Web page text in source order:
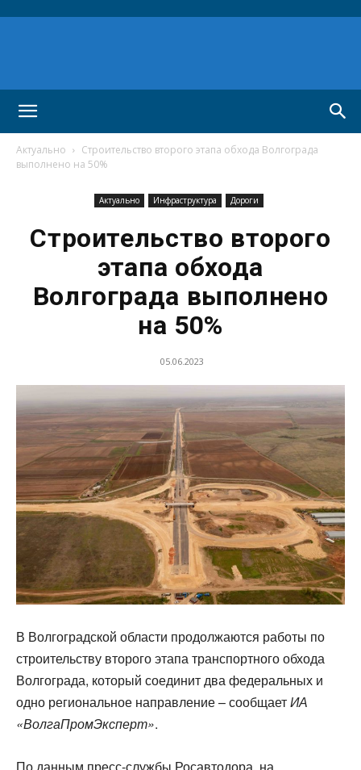
Актуально
Строительство второго этапа обхода Волгограда
выполнено на 50%
Актуально Инфраструктура Дороги
Строительство второго
этапа обхода
Волгограда выполнено
на 50%
05.06.2023
В Волгоградской области продолжаются работы по
строительству второго этапа транспортного обхода
Волгограда, который соединит два федеральных и
одно региональное направление – сообщаетИА
«ВолгаПромЭксперт».
По данным пресс-службы Росавтодора, на